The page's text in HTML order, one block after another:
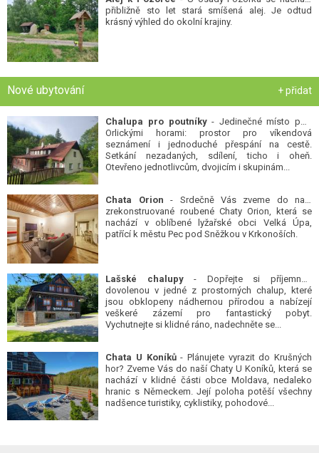
přibližně sto let stará smíšená alej. Je odtud
krásný výhled do okolní krajiny.
Nové ubytování + přidat
Chalupa pro poutníky- Jedinečné místo pod
Orlickými horami: prostor pro víkendová
seznámení i jednoduché přespání na cestě.
Setkání nezadaných, sdílení, ticho i oheň.
Otevřeno jednotlivcům, dvojicím i skupinám...
Chata Orion - Srdečně Vás zveme do naší
zrekonstruované roubené Chaty Orion, která se
nachází v oblíbené lyžařské obci Velká Úpa,
patřící k městu Pec pod Sněžkou v Krkonoších.
Lašské chalupy- Dopřejte si příjemnou
dovolenou v jedné z prostorných chalup, které
jsou obklopeny nádhernou přírodou a nabízejí
veškeré zázemí pro fantastický pobyt.
Vychutnejte si klidné ráno, nadechněte se...
Chata U Koníků- Plánujete vyrazit do Krušných
hor? Zveme Vás do naší Chaty U Koníků, která se
nachází v klidné části obce Moldava, nedaleko
hranic s Německem. Její poloha potěší všechny
nadšence turistiky, cyklistiky, pohodové...